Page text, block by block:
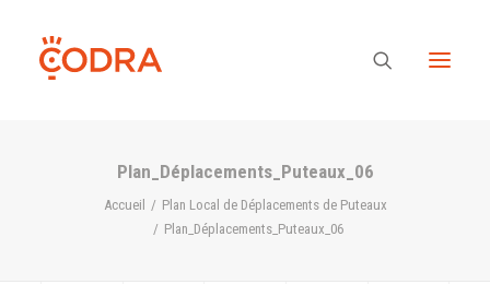
Des valeurs, une équipe
Plan_Déplacements_Puteaux_06
Accueil
Plan Local de Déplacements de Puteaux
Plan_Déplacements_Puteaux_06